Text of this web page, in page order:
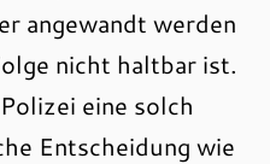
angewandt werden
nicht haltbar ist.
eine solch
Entscheidung wie